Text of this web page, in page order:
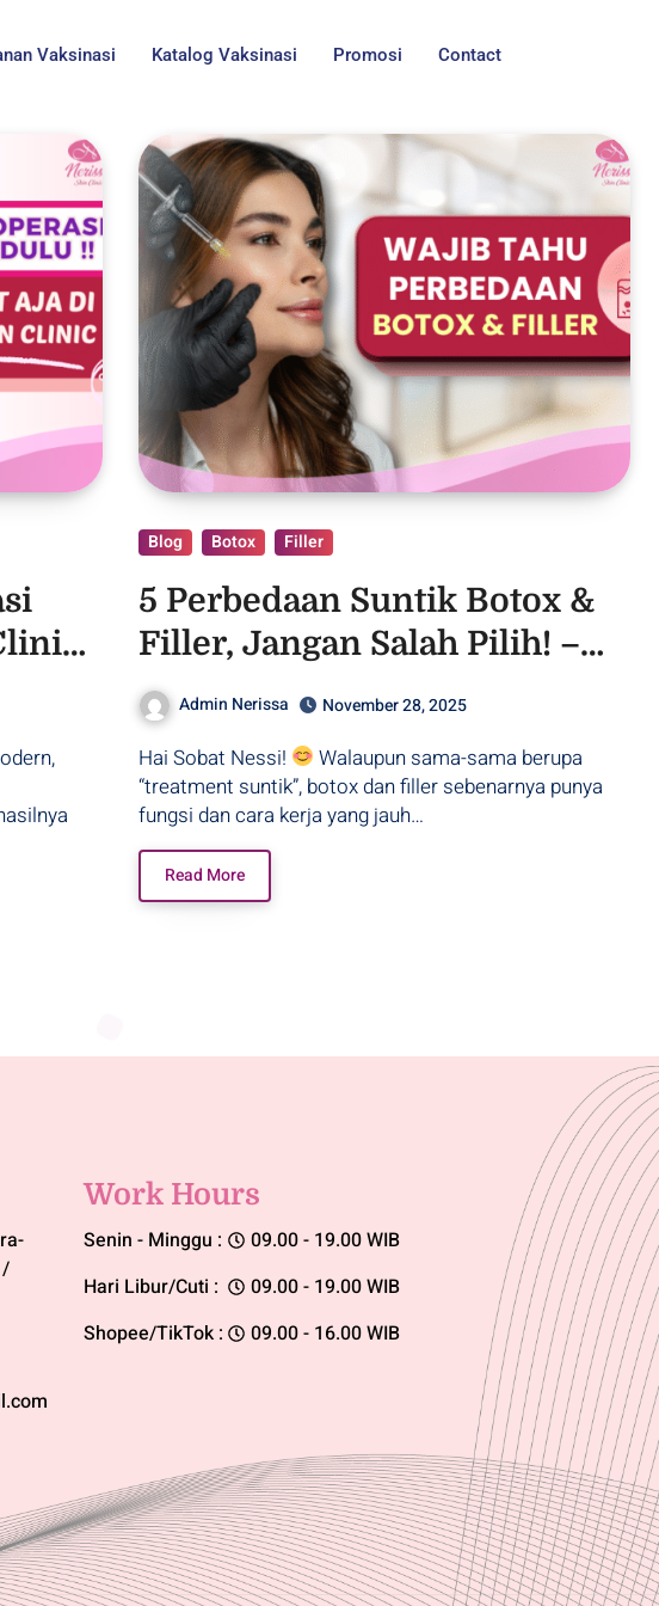
Vaksinasi Katalog Vaksinasi Promosi Contact
Blog Botox Filler
5 Perbedaan Suntik Botox &
Filler, Jangan Salah Pilih! –
Purwodadi
Admin Nerissa November 28, 2025
Hai Sobat Nessi!
Walaupun sama-sama berupa
“treatment suntik”, botox dan filler sebenarnya punya
fungsi dan cara kerja yang jauh…
Read More
/
Work Hours
Senin - Minggu :
Hari Libur/Cuti :
Shopee/TikTok :
09.00 - 19.00 WIB
09.00 - 19.00 WIB
09.00 - 16.00 WIB